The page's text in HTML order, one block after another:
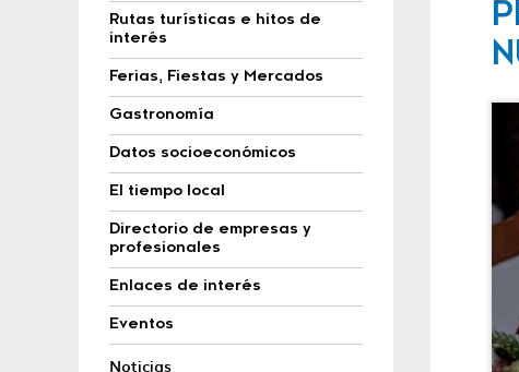
Rutas turísticas e hitos de
interés
Ferias, Fiestas y Mercados
Gastronomía
Datos socioeconómicos
El tiempo local
Directorio de empresas y
profesionales
Enlaces de interés
Eventos
Noticias